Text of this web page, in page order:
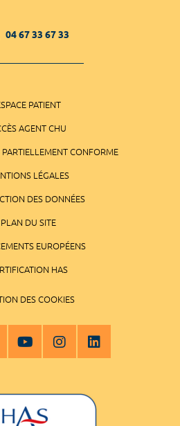
04 67 33 67 33
PATIENT
AGENT CHU
PARTIELLEMENT CONFORME
LÉGALES
DES DONNÉES
PLAN DU SITE
EUROPÉENS
HAS
DES COOKIES